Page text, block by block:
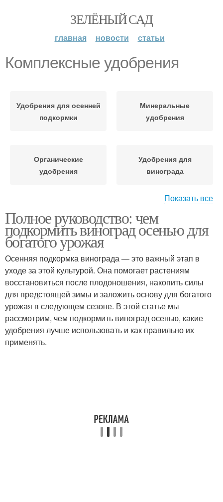
ЗЕЛЁНЫЙ САД
главная новости статьи
Комплексные удобрения
Удобрения для осенней
подкормки
Минеральные
удобрения
Органические
удобрения
Удобрения для
винограда
Химические удобрения Удобрение для груши
Удобрения для
подкормки
Удобрения для груши
Удобрения для
весенней подкормки
Удобрение для
весенней подкормки
Показать все
Полное руководство: чем
подкормить виноград осенью для
богатого урожая
Осенняя подкормка винограда — это важный этап в
уходе за этой культурой. Она помогает растениям
восстановиться после плодоношения, накопить силы
для предстоящей зимы и заложить основу для богатого
урожая в следующем сезоне. В этой статье мы
рассмотрим, чем подкормить виноград осенью, какие
удобрения лучше использовать и как правильно их
применять.